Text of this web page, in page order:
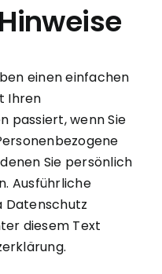
einen einfachen
Ihren
passiert, wenn Sie
Sie persönlich
Ausführliche
Datenschutz
diesem Text